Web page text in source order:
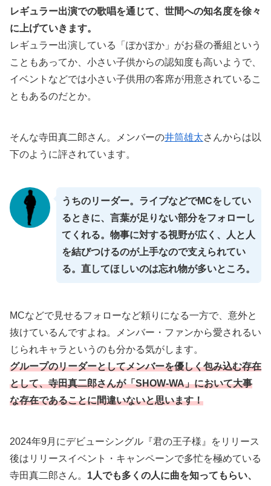
レギュラー出演での歌唱を通じて、世間への知名度を徐々
に上げていきます。
レギュラー出演している「ぽかぽか」がお昼の番組という
こともあってか、小さい子供からの認知度も高いようで、
イベントなどでは小さい子供用の客席が用意されているこ
ともあるのだとか。
そんな寺田真二郎さん。メンバーの井筒雄太さんからは以
下のように評されています。
うちのリーダー。ライブなどでMCをしてい
るときに、言葉が足りない部分をフォローし
てくれる。物事に対する視野が広く、人と人
を結びつけるのが上手なので支えられてい
る。直してほしいのは忘れ物が多いところ。
MCなどで見せるフォローなど頼りになる一方で、意外と
抜けているんですよね。メンバー・ファンから愛されるい
じられキャラというのも分かる気がします。
グループのリーダーとしてメンバーを優しく包み込む存在
として、寺田真二郎さんが「SHOW-WA」において大事
な存在であることに間違いないと思います！
2024年9月にデビューシングル『君の王子様』をリリース
後はリリースイベント・キャンペーンで多忙を極めている
寺田真二郎さん。 1人でも多くの人に曲を知ってもらい、